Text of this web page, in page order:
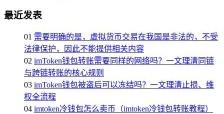
最近发表
01 需要明确的是，虚拟货币交易在我国是非法的，不受
法律保护，因此不能提供相关内容
02 imToken钱包转账需要同样的网络吗？一文理清同链
与跨链转账的核心规则
03 imToken钱包被盗后可以冻结吗？一文理清止损、维
权全流程
04 imtoken冷钱包怎么卖币（imtoken冷钱包转账教程）